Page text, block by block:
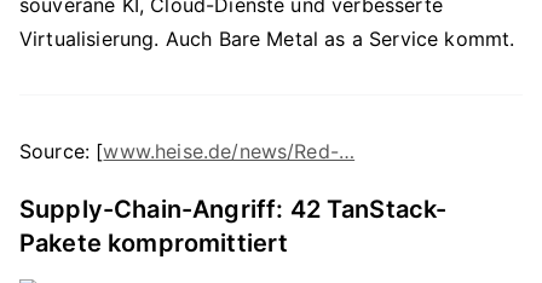
souveräne KI, Cloud-Dienste und verbesserte
Virtualisierung. Auch Bare Metal as a Service kommt.
Source: [www.heise.de/news/Red-…
Supply-Chain-Angriff: 42 TanStack-
Pakete kompromittiert